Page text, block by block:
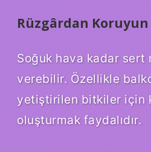
Rüzgârdan Koruyun
Soğuk hava kadar sert
verebilir. Özellikle
yetiştirilen bitkiler için
oluşturmak faydalıdır.